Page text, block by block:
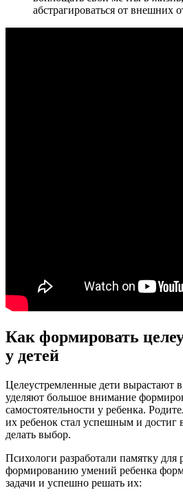
абстрагироваться от внешних
Как формировать
у детей
Целеустремленные дети вырастают в
уделяют большое внимание
самостоятельности у ребенка.
их ребенок стал успешным и достиг
делать выбор.
Психологи разработали памятку для
формированию умений ребенка
задачи и успешно решать их: